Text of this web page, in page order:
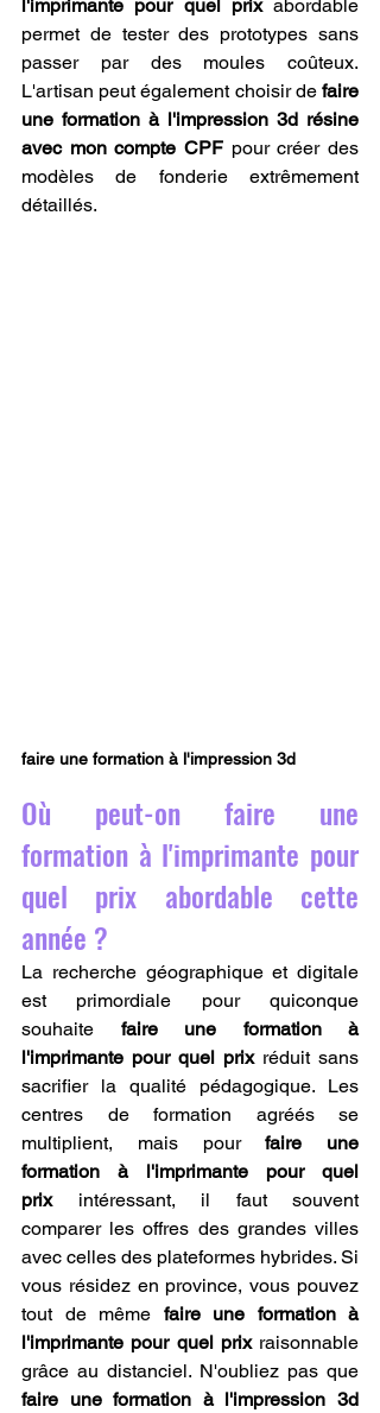
l'imprimante pour quel prix abordable
permet de tester des prototypes sans
passer par des moules coûteux.
L'artisan peut également choisir de faire
une formation à l'impression 3d résine
avec mon compte CPF pour créer des
modèles de fonderie extrêmement
détaillés.
faire une formation à l'impression 3d
Où peut-on faire une
formation à l'imprimante pour
quel prix abordable cette
année ?
La recherche géographique et digitale
est primordiale pour quiconque
souhaite faire une formation à
l'imprimante pour quel prix réduit sans
sacrifier la qualité pédagogique. Les
centres de formation agréés se
multiplient, mais pour faire une
formation à l'imprimante pour quel
prix intéressant, il faut souvent
comparer les offres des grandes villes
avec celles des plateformes hybrides. Si
vous résidez en province, vous pouvez
tout de même faire une formation à
l'imprimante pour quel prix raisonnable
faire une formation à l'impression 3d